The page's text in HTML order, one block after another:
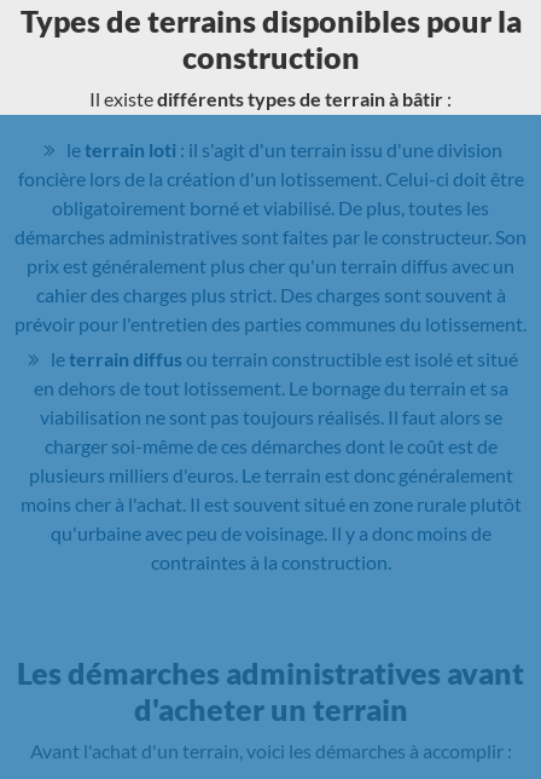
Types de terrains disponibles pour la
construction
Il existedifférents types de terrain à bâtir :
leterrain loti : il s'agit d'un terrain issu d'une division
foncière lors de la création d'un lotissement. Celui-ci doit être
obligatoirement borné et viabilisé. De plus, toutes les
démarches administratives sont faites par le constructeur. Son
prix est généralement plus cher qu'un terrain diffus avec un
cahier des charges plus strict. Des charges sont souvent à
prévoir pour l'entretien des parties communes du lotissement.
leterrain diffusou terrain constructible est isolé et situé
en dehors de tout lotissement. Le bornage du terrain et sa
viabilisation ne sont pas toujours réalisés. Il faut alors se
charger soi-même de ces démarches dont le coût est de
plusieurs milliers d'euros. Le terrain est donc généralement
moins cher à l'achat. Il est souvent situé en zone rurale plutôt
qu'urbaine avec peu de voisinage. Il y a donc moins de
contraintes à la construction.
Les démarches administratives avant
d'acheter un terrain
Avant l'achat d'un terrain, voici les démarches à accomplir :